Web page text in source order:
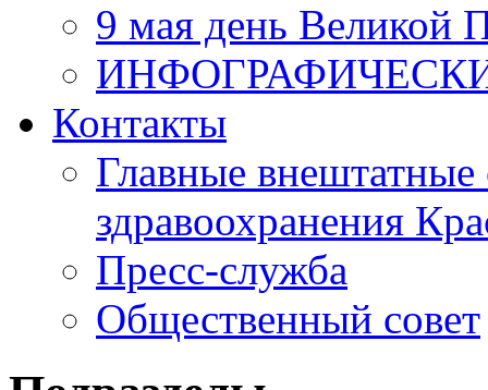
9 мая день Великой
Контакты
Главные внештатные
здравоохранения
Пресс-служба
Общественный совет